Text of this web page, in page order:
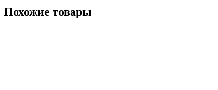
Похожие товары